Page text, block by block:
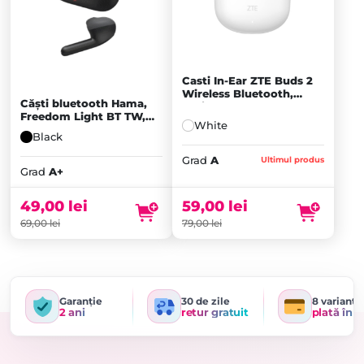
Căști bluetooth Hama,
Freedom Light BT TW,
Negru - A+
Black
Grad A+
69,00lei
Prețul
inițial
fost:
69,00 lei.
49,00 lei
Prețul
este:
49,00 lei.
Casti In-Ear ZTE Buds 2
Wireless Bluetooth,
White - A
White
Grad A Ultimul produs
79,00lei
Prețul
inițial
fost:
79,00 lei.
59,00 lei
Prețul
este:
59,00 lei.
Garanție
2 ani
30 de zile
retur gratuit
8 variante
plată în